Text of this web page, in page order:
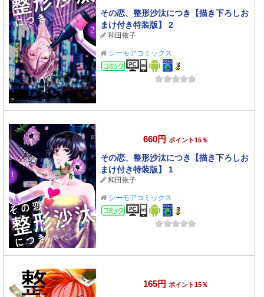
その恋、整形沙汰につき【描き下ろしお
まけ付き特装版】 2
和田依子
シーモアコミックス
コミック
660円 ポイント15％
その恋、整形沙汰につき【描き下ろしお
まけ付き特装版】 1
和田依子
シーモアコミックス
コミック
165円 ポイント15％